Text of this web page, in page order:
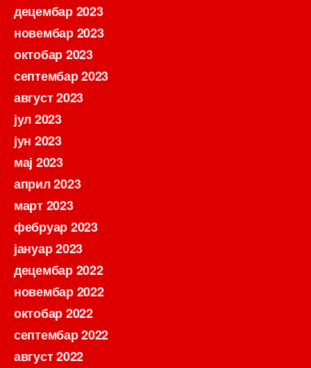
децембар 2023
новембар 2023
октобар 2023
септембар 2023
август 2023
јул 2023
јун 2023
мај 2023
април 2023
март 2023
фебруар 2023
јануар 2023
децембар 2022
новембар 2022
октобар 2022
септембар 2022
август 2022